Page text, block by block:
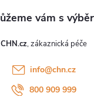
CHN.cz
info@chn.cz
800 909 999